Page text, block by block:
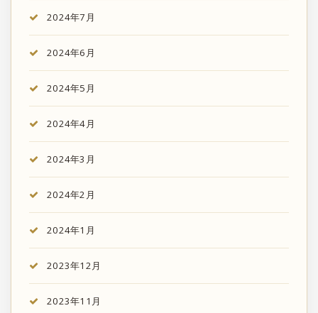
2024年7月
2024年6月
2024年5月
2024年4月
2024年3月
2024年2月
2024年1月
2023年12月
2023年11月